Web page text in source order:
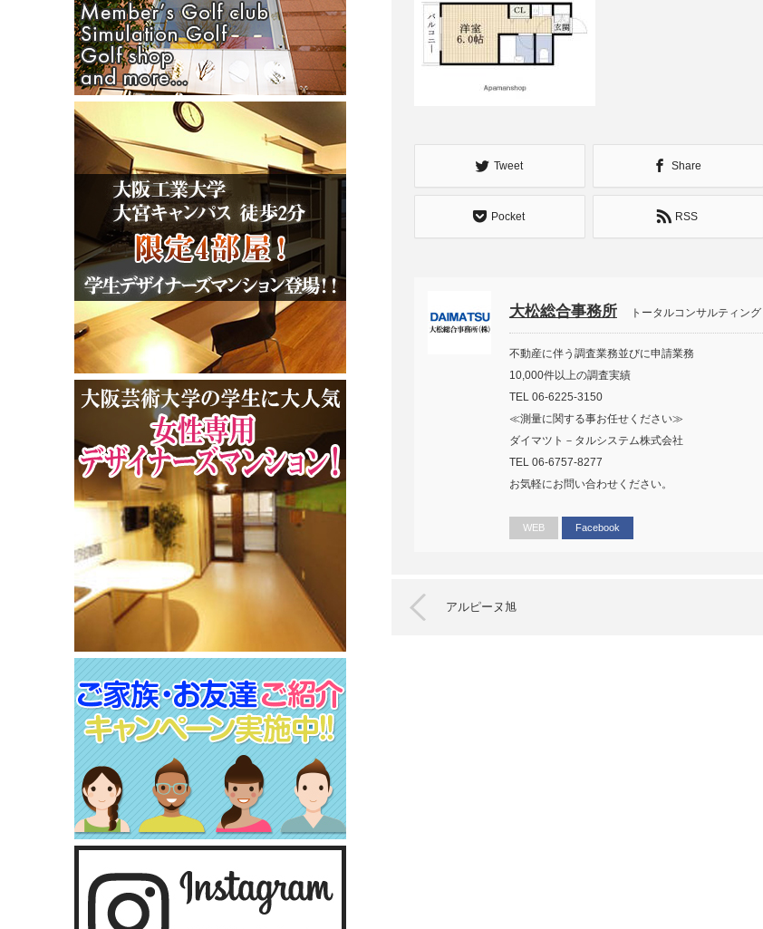
Tweet Share
Pocket RSS
大松総合事務所 トータルコンサルティング
不動産に伴う調査業務並びに申請業務
10,000件以上の調査実績
TEL 06-6225-3150
≪測量に関する事お任せください≫
ダイマツト－タルシステム株式会社
TEL 06-6757-8277
お気軽にお問い合わせください。
WEB Facebook
アルピーヌ旭